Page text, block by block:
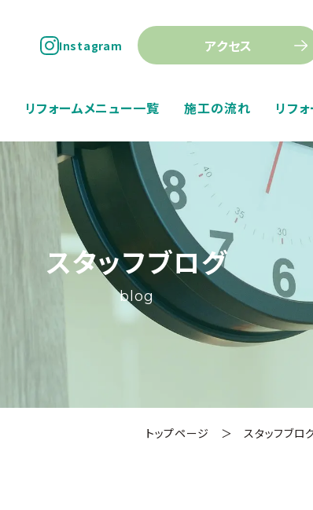
Instagram アクセス
リフォームメニュー一覧 施工の流れ リフ
スタッフブログ
blog
トップページ ＞ スタッフブロ